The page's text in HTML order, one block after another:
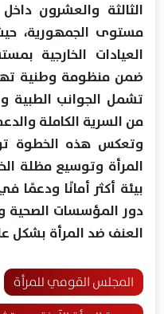
الثالثة والعشرون
مستوى الجمهورية،
العيادات الخارجية
ضمن منظومة وطنية
تشمل الجوانب الطبية
من السرية الكاملة
وتعكس هذه الخطوة
المرأة وتوسيع مظلة
بيئة أكثر أمانًا ودعمًا
دور المؤسسات الصحية
العنف ضد المرأة
المجلس القومي للمرأة